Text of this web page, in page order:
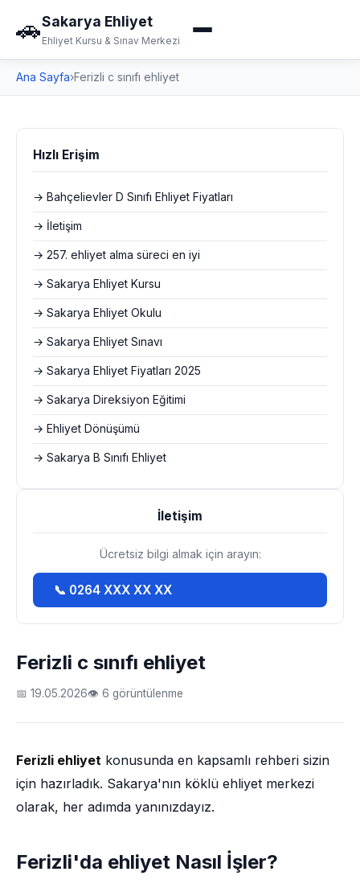
🚗Sakarya Ehliyet
Ehliyet Kursu & Sınav Merkezi
Ana Sayfa›Ferizli c sınıfı ehliyet
Ferizli c sınıfı ehliyet
📅 19.05.2026👁 6 görüntülenme
Ferizli ehliyet konusunda en kapsamlı rehberi sizin
için hazırladık. Sakarya'nın köklü ehliyet merkezi
olarak, her adımda yanınızdayız.
Ferizli'da ehliyet Nasıl İşler?
Hızlı Erişim
→ Bahçelievler D Sınıfı Ehliyet Fiyatları
→ İletişim
→ 257. ehliyet alma süreci en iyi
→ Sakarya Ehliyet Kursu
→ Sakarya Ehliyet Okulu
→ Sakarya Ehliyet Sınavı
→ Sakarya Ehliyet Fiyatları 2025
→ Sakarya Direksiyon Eğitimi
→ Ehliyet Dönüşümü
→ Sakarya B Sınıfı Ehliyet
İletişim
Ücretsiz bilgi almak için arayın:
📞 0264 XXX XX XX